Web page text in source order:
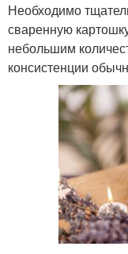
Необходимо
сваренную
небольшим
консистенции